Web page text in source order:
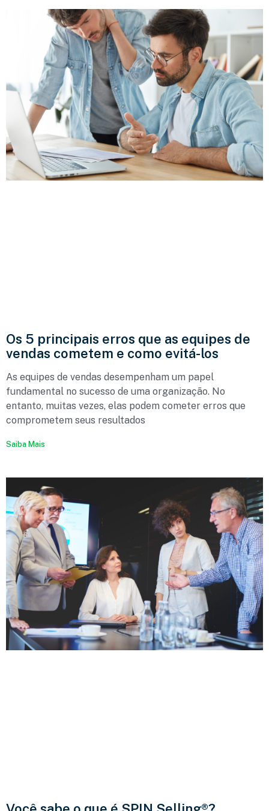
Os 5 principais erros que as equipes de
vendas cometem e como evitá-los
As equipes de vendas desempenham um papel
fundamental no sucesso de uma organização. No
entanto, muitas vezes, elas podem cometer erros que
comprometem seus resultados
Saiba Mais